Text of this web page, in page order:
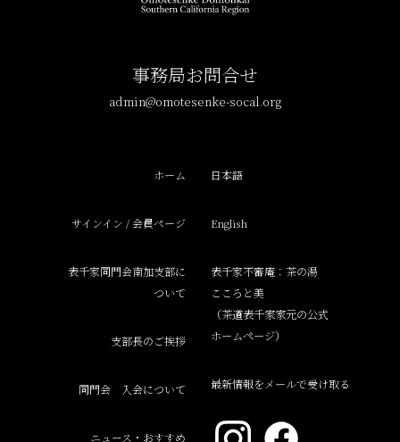
事務局お問合せ
admin@omotesenke-socal.org
ホーム
サインイン / 会員ページ
表千家同門会南加支部に
ついて
支部長のご挨拶
同門会 入会について
ニュース・おすすめ
日本語
English
表千家不審庵：茶の湯
こころと美
（茶道表千家家元の公式
ホームページ）
最新情報をメールで受け取る